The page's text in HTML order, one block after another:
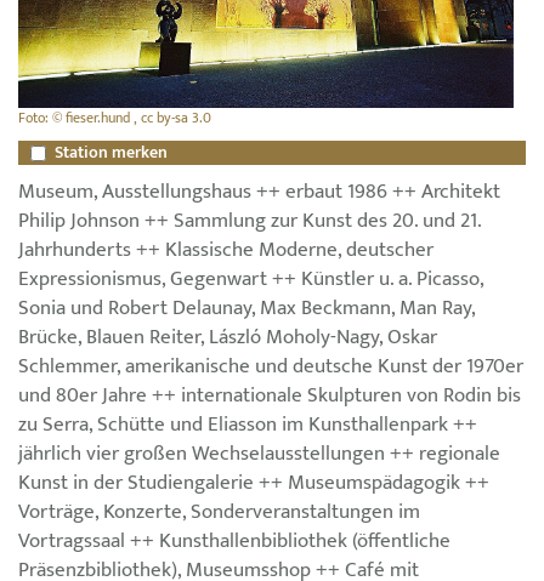
Foto: © fieser.hund , cc by-sa 3.0
Station merken
Museum, Ausstellungshaus ++ erbaut 1986 ++ Architekt
Philip Johnson ++ Sammlung zur Kunst des 20. und 21.
Jahrhunderts ++ Klassische Moderne, deutscher
Expressionismus, Gegenwart ++ Künstler u. a. Picasso,
Sonia und Robert Delaunay, Max Beckmann, Man Ray,
Brücke, Blauen Reiter, László Moholy-Nagy, Oskar
Schlemmer, amerikanische und deutsche Kunst der 1970er
und 80er Jahre ++ internationale Skulpturen von Rodin bis
zu Serra, Schütte und Eliasson im Kunsthallenpark ++
jährlich vier großen Wechselausstellungen ++ regionale
Kunst in der Studiengalerie ++ Museumspädagogik ++
Vorträge, Konzerte, Sonderveranstaltungen im
Vortragssaal ++ Kunsthallenbibliothek (öffentliche
Präsenzbibliothek), Museumsshop ++ Café mit